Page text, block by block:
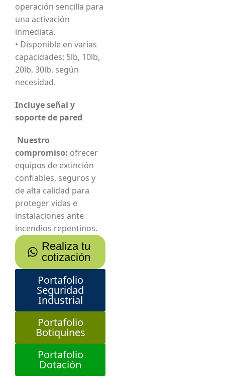
operación sencilla para
una activación
inmediata.
• Disponible en varias
capacidades: 5lb, 10lb,
20lb, 30lb, según
necesidad.
Incluye señal y
soporte de pared
Nuestro
compromiso: ofrecer
equipos de extinción
confiables, seguros y
de alta calidad para
proteger vidas e
instalaciones ante
incendios repentinos.
Realiza tu
cotización
Portafolio
Seguridad
Industrial
Portafolio
Botiquines
Portafolio
Dotación